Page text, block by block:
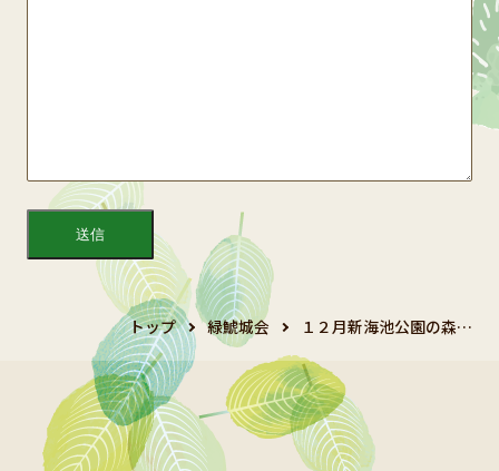
トップ 緑鯱城会 １２月新海池公園の森…